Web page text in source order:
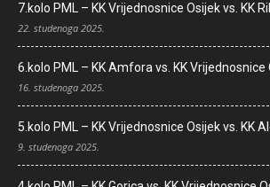
7.kolo PML – KK Vrijednosnice Osijek vs. KK
22. studenoga 2025.
6.kolo PML – KK Amfora vs. KK Vrijednosnice
16. studenoga 2025.
5.kolo PML – KK Vrijednosnice Osijek vs. KK
9. studenoga 2025.